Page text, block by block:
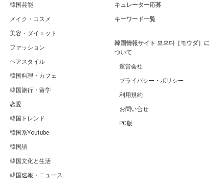
韓国芸能
メイク・コスメ
美容・ダイエット
ファッション
ヘアスタイル
韓国料理・カフェ
韓国旅行・留学
恋愛
韓国トレンド
韓国系Youtube
韓国語
韓国文化と生活
韓国速報・ニュース
キュレーター応募
キーワード一覧
韓国情報サイト 모으다［モウダ］に
ついて
運営会社
プライバシー・ポリシー
利用規約
お問い合せ
PC版